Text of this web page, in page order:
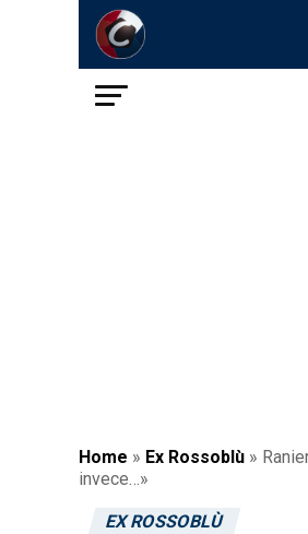
Home » Ex Rossoblù »
invece…»
EX ROSSOBLÙ